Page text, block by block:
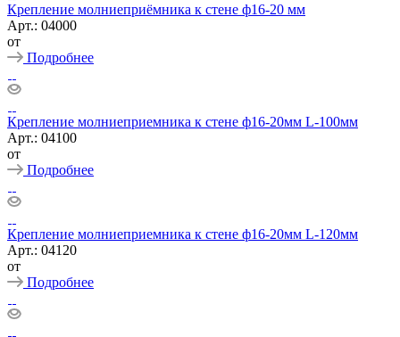
Крепление молниеприёмника к стене ф16-20 мм
Арт.: 04000
от
Подробнее
Крепление молниеприемника к стене ф16-20мм L-100мм
Арт.: 04100
от
Подробнее
Крепление молниеприемника к стене ф16-20мм L-120мм
Арт.: 04120
от
Подробнее